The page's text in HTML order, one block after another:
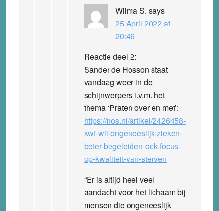
Wilma S. says
25 April 2022 at
20:46
Reactie deel 2:
Sander de Hosson staat
vandaag weer in de
schijnwerpers i.v.m. het
thema ‘Praten over en met’:
https://nos.nl/artikel/2426458-
kwf-wil-ongeneeslijk-zieken-
beter-begeleiden-ook-focus-
op-kwaliteit-van-sterven
“Er is altijd heel veel
aandacht voor het lichaam bij
mensen die ongeneeslijk